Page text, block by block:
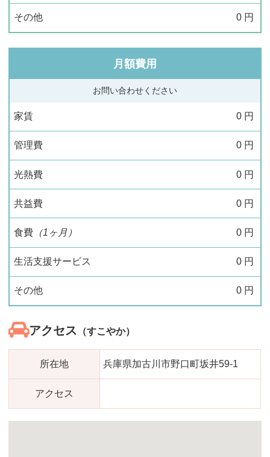
その他 0 円
月額費用
お問い合わせください
家賃 0 円
管理費 0 円
光熱費 0 円
共益費 0 円
食費（1ヶ月） 0 円
生活支援サービス 0 円
その他 0 円
アクセス （すこやか）
所在地 兵庫県加古川市野口町坂井59-1
アクセス